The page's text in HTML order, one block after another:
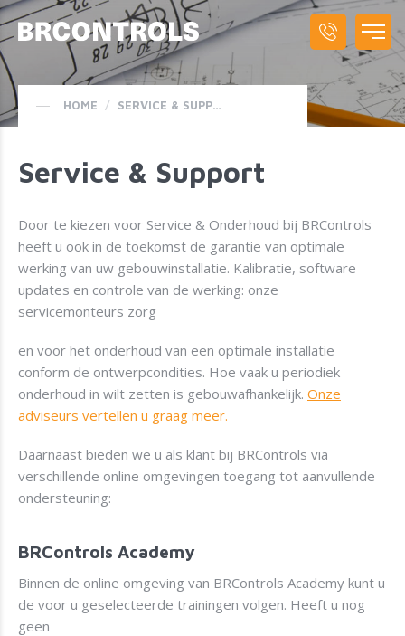
HOME / SERVICE & SUPPORT
Service & Support
Door te kiezen voor Service & Onderhoud bij BRControls
heeft u ook in de toekomst de garantie van optimale
werking van uw gebouwinstallatie. Kalibratie, software
updates en controle van de werking: onze
servicemonteurs zorg
en voor het onderhoud van een optimale installatie
conform de ontwerpcondities. Hoe vaak u periodiek
onderhoud in wilt zetten is gebouwafhankelijk. Onze
adviseurs vertellen u graag meer.
Daarnaast bieden we u als klant bij BRControls via
verschillende online omgevingen toegang tot aanvullende
ondersteuning:
BRControls Academy
Binnen de online omgeving van BRControls Academy kunt u
de voor u geselecteerde trainingen volgen. Heeft u nog
geen